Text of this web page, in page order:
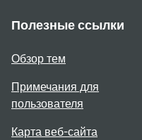
Полезные ссылки
Обзор тем
Примечания для
пользователя
Карта веб-сайта